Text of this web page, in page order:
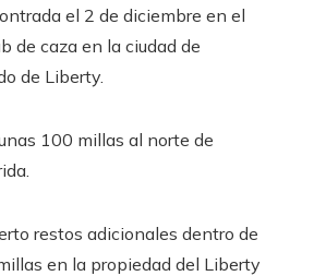
el 2 de diciembre en el
de caza en la ciudad de
de Liberty.
100 millas al norte de
restos adicionales dentro de
en la propiedad del Liberty